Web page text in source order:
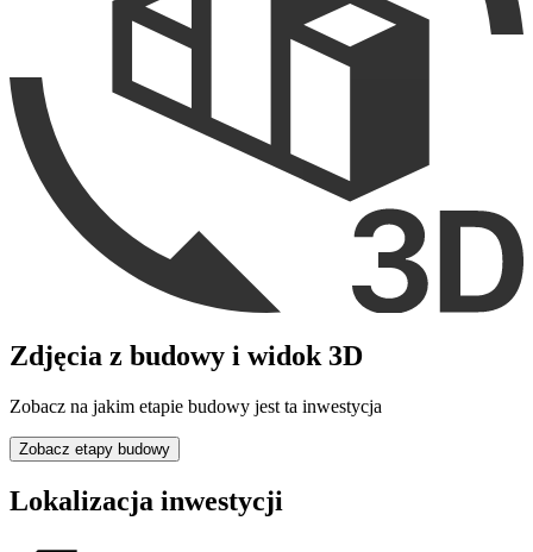
Zdjęcia z budowy i widok 3D
Zobacz na jakim etapie budowy jest ta inwestycja
Zobacz etapy budowy
Lokalizacja inwestycji